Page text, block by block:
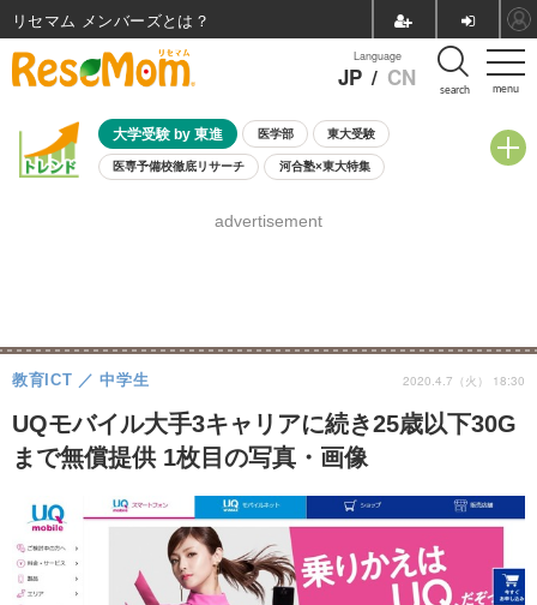
menu
Language
JP / CN search
大学受験 by 東進 医学部 東大受験
医専予備校徹底リサーチ 河合塾×東大特集
8月開催学校説明会・相談会
advertisement
UQモバイル大手3キャリアに続き25歳以下30G
まで無償提供 1枚目の写真・画像
教育ICT 中学生 2020.4.7（火） 18:30
リセマム メンバーズ